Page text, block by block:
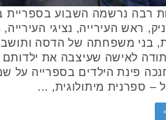
רבה נרשמה השבוע בספריית
ראש העירייה, נציגי
בני משפחתה של הדסה
תודה לאישה שעיצבה את
פינת הילדים בספרייה על
– ספרנית מיתולוגית, …